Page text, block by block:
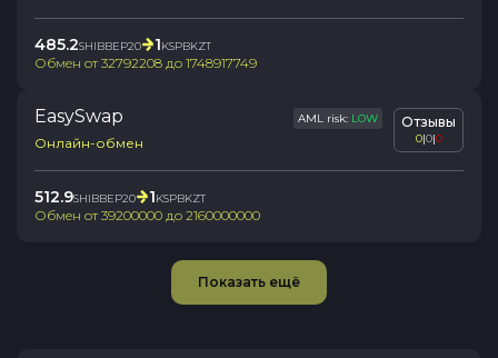
485.2SHIBBEP20 1KSPBKZT
Обмен от32792208 до 1748917749
EasySwap AML risk: LOW
Онлайн-обмен
Отзывы
0|0|0
512.9SHIBBEP20 1KSPBKZT
Обмен от39200000 до 2160000000
Показать ещё